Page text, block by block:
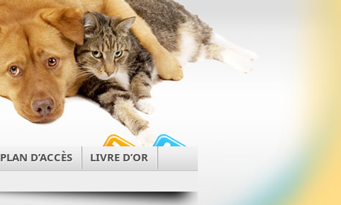
PLAN D’ACCÈS
LIVRE D’OR